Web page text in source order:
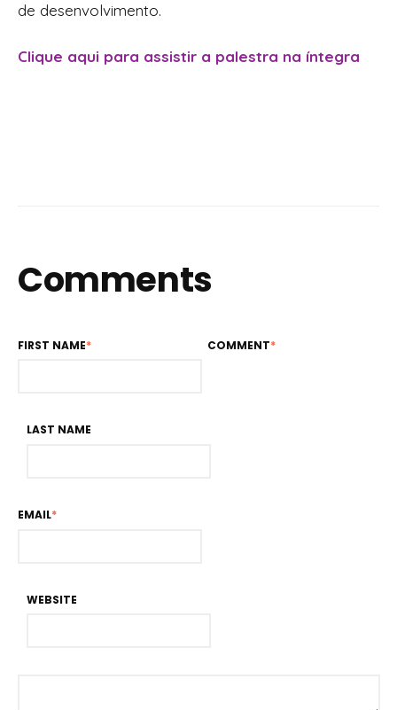
de desenvolvimento.
Clique aqui para assistir a palestra na íntegra
Comments
FIRST NAME*
LAST NAME
EMAIL*
WEBSITE
COMMENT*